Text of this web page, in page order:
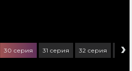
30 серия 31 серия 32 серия 33
›